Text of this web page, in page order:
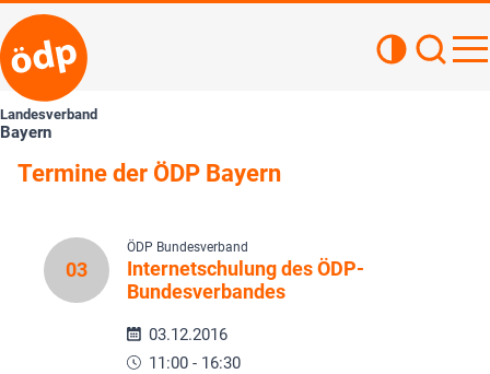
Landesverband
Bayern
Termine der ÖDP Bayern
03
ÖDP Bundesverband
Internetschulung des ÖDP-
Bundesverbandes
03.12.2016
11:00 - 16:30